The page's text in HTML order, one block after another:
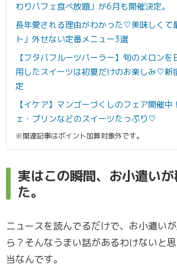
わりパフェ食べ放題」が6月も開催決定。
長年愛される理由がわかった♡美味しくて
ト」外せない定番メニュー3選
【フタバフルーツパーラー】旬のメロン
用したスイーツは初夏だけのお楽しみ♡新
定
【イケア】マンゴーづくしのフェア開催
ェ・プリンなどのスイーツたっぷり♡
※関連記事はポイント加算対象外です。
実はこの瞬間、お小遣い
た。
ニュースを読んでるだけで、お小遣い
ら？そんなうまい話があるわけないと
当なんです。